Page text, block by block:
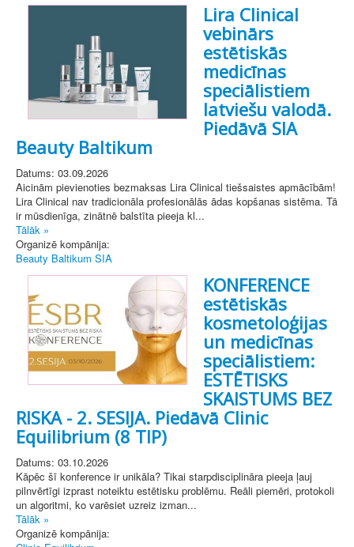
Lira Clinical
vebinārs
estētiskās
medicīnas
speciālistiem
latviešu valodā.
Piedāvā SIA
Beauty Baltikum
Datums: 03.09.2026
Aicinām pievienoties bezmaksas Lira Clinical tiešsaistes apmācībām!
Lira Clinical nav tradicionāla profesionālās ādas kopšanas sistēma. Tā
ir mūsdienīga, zinātnē balstīta pieeja kl...
Tālāk »
Organizē kompānija:
Beauty Baltikum SIA
KONFERENCE
estētiskās
kosmetoloģijas
un medicīnas
speciālistiem:
ESTĒTISKS
SKAISTUMS BEZ
RISKA - 2. SESIJA. Piedāvā Clinic
Equilibrium (8 TIP)
Datums: 03.10.2026
Kāpēc šī konference ir unikāla? Tikai starpdisciplināra pieeja ļauj
pilnvērtīgi izprast noteiktu estētisku problēmu. Reāli piemēri, protokoli
un algoritmi, ko varēsiet uzreiz izman...
Tālāk »
Organizē kompānija: